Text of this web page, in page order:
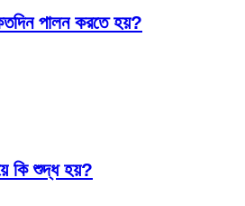
পালন করতে হয়?
কি শুদ্ধ হয়?